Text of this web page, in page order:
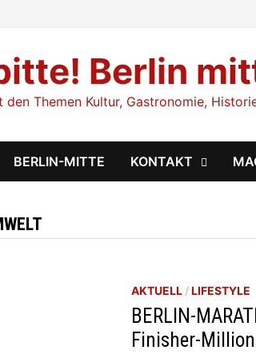
Berlin
Themen Kultur, Gastronomie,
BERLIN-MITTE KONTAKT
AKTUELL/LIFESTYLE
BERLIN-
Finisher-Million